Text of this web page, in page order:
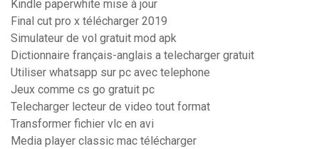
Kindle paperwhite mise à jour
Final cut pro x télécharger 2019
Simulateur de vol gratuit mod apk
Dictionnaire français-anglais a telecharger gratuit
Utiliser whatsapp sur pc avec telephone
Jeux comme cs go gratuit pc
Telecharger lecteur de video tout format
Transformer fichier vlc en avi
Media player classic mac télécharger